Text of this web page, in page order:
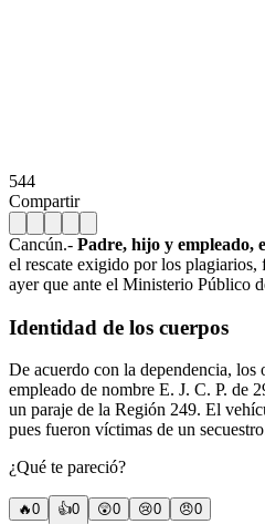
544
Compartir
Cancún.- Padre, hijo y empleado,
el rescate exigido por los
ayer que ante el Ministerio Público
Identidad de los cuerpos
De acuerdo con la dependencia,
empleado de nombre E. J. C. P. de
un paraje de la Región 249. El
pues fueron víctimas de un
¿Qué te pareció?
🔥0 👍0 😲0 😢0 😠0